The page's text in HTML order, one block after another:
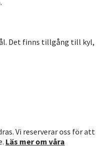
Det finns tillgång till kyl,
Vi reserverar oss för att
Läs mer om våra